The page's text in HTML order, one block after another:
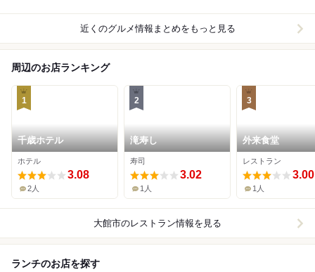
近くのグルメ情報まとめをもっと見る
周辺のお店ランキング
1
千歳ホテル
ホテル
3.08
2人
2
滝寿し
寿司
3.02
1人
3
外来食堂
レストラン
3.00
1人
大館市のレストラン情報を見る
ランチのお店を探す